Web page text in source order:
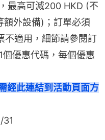
最高可減200 HKD (不
額外設備)；訂單必須
不適用，細節請參閱訂
優惠代碼，每個優惠
經此連結到活動頁面方
31